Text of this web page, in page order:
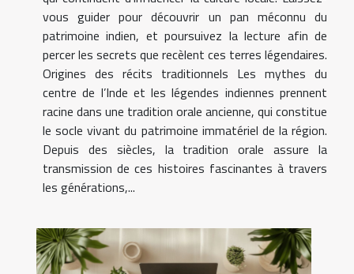
vous guider pour découvrir un pan méconnu du
patrimoine indien, et poursuivez la lecture afin de
percer les secrets que recèlent ces terres légendaires.
Origines des récits traditionnels Les mythes du
centre de l’Inde et les légendes indiennes prennent
racine dans une tradition orale ancienne, qui constitue
le socle vivant du patrimoine immatériel de la région.
Depuis des siècles, la tradition orale assure la
transmission de ces histoires fascinantes à travers
les générations,...